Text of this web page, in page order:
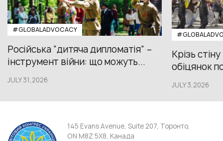
#GLOBALADVOCACY
Російська “дитяча дипломатія” –
інструмент війни: що можуть...
JULY 31,2026
Крізь
обіцянок
JULY 3,2026
145 Evans Avenue, Suite 207, Торонто,
ON M8Z 5X8, Канада